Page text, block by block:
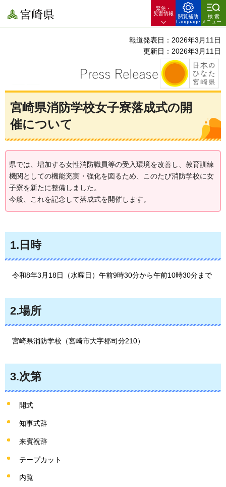
宮崎県
緊急・
災害情報
閲覧補助
Language
検索
メニュー
報道発表日：2026年3月11日
更新日：2026年3月11日
宮崎県消防学校女子寮落成式の開
催について
県では、増加する女性消防職員等の受入環境を改善し、教育訓練
機関としての機能充実・強化を図るため、このたび消防学校に女
子寮を新たに整備しました。
今般、これを記念して落成式を開催します。
1.日時
令和8年3月18日（水曜日）午前9時30分から午前10時30分まで
2.場所
宮崎県消防学校（宮崎市大字郡司分210）
3.次第
開式
知事式辞
来賓祝辞
テープカット
内覧